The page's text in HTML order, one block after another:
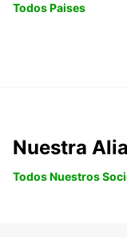
Todos Paises
Nuestra
Todos Nuestros